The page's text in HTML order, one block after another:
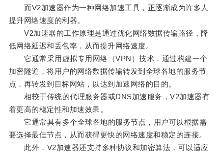
而V2加速器作为一种网络加速工具，正逐渐成为许多人
提升网络速度的利器。
V2加速器的工作原理是通过优化网络数据传输路径，降
低网络延迟和丢包率，从而提升网络速度。
它通常采用虚拟专用网络（VPN）技术，通过构建一个
加密隧道，将用户的网络数据传输转发到全球各地的服务节
点，再转发到目标网站，以达到加速网络的目的。
相较于传统的代理服务器或DNS加速服务，V2加速器有
着更高的稳定性和加速效果。
它通常具有多个全球各地的服务节点，用户可以根据需
要选择最佳节点，从而获得更快的网络速度和稳定的连接。
此外，V2加速器还支持多种协议和加密算法，可以适应